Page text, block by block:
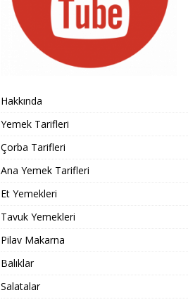
Hakkında
Yemek Tarifleri
Çorba Tarifleri
Ana Yemek Tarifleri
Et Yemekleri
Tavuk Yemekleri
Pilav Makarna
Balıklar
Salatalar